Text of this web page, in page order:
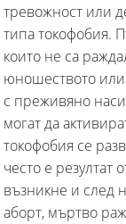
тревожност или
типа токофобия.
които не са
юношеството или
с преживяно
могат да
токофобия се
често е резултат
възникне и след
аборт, мъртво